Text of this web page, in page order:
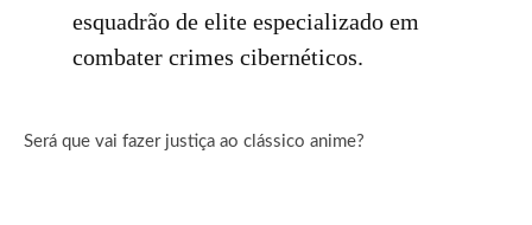
esquadrão de elite especializado em
combater crimes cibernéticos.
Será que vai fazer justiça ao clássico anime?